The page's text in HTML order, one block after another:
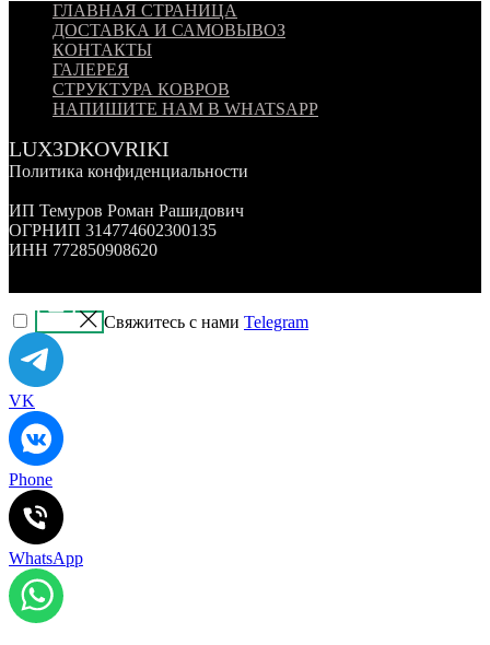
ГЛАВНАЯ СТРАНИЦА
ДОСТАВКА И САМОВЫВОЗ
КОНТАКТЫ
ГАЛЕРЕЯ
СТРУКТУРА КОВРОВ
НАПИШИТЕ НАМ В WHATSAPP
LUX3DKOVRIKI
Политика конфиденциальности
ИП Темуров Роман Рашидович
ОГРНИП 314774602300135
ИНН 772850908620
Свяжитесь с нами Telegram
VK
Phone
WhatsApp